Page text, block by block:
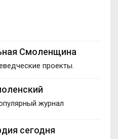
Смоленщина
проекты.
журнал
сегодня